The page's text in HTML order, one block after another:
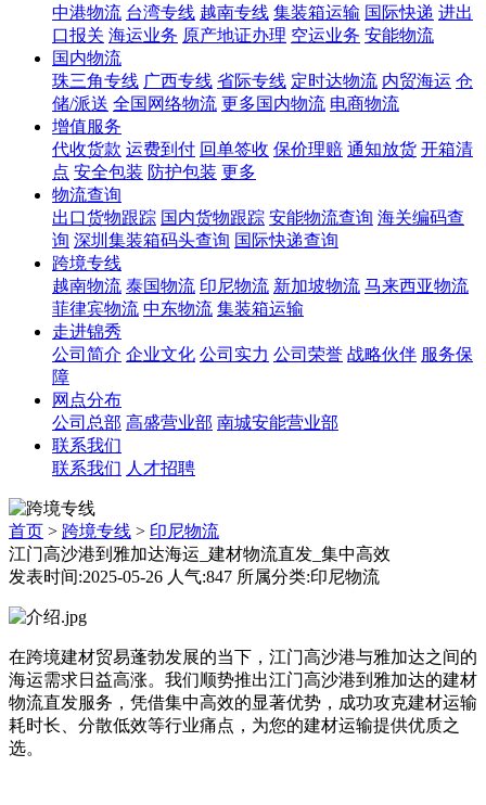
中港物流 台湾专线 越南专线 集装箱运输 国际快递 进出
口报关 海运业务 原产地证办理 空运业务 安能物流
国内物流
珠三角专线 广西专线 省际专线 定时达物流 内贸海运 仓
储/派送 全国网络物流 更多国内物流 电商物流
增值服务
代收货款 运费到付 回单签收 保价理赔 通知放货 开箱清
点 安全包装 防护包装 更多
物流查询
出口货物跟踪 国内货物跟踪 安能物流查询 海关编码查
询 深圳集装箱码头查询 国际快递查询
跨境专线
越南物流 泰国物流 印尼物流 新加坡物流 马来西亚物流
菲律宾物流 中东物流 集装箱运输
走进锦秀
公司简介 企业文化 公司实力 公司荣誉 战略伙伴 服务保
障
网点分布
公司总部 高盛营业部 南城安能营业部
联系我们
联系我们 人才招聘
首页 > 跨境专线 > 印尼物流
江门高沙港到雅加达海运_建材物流直发_集中高效
发表时间:2025-05-26 人气:847 所属分类:印尼物流
在跨境建材贸易蓬勃发展的当下，江门高沙港与雅加达之间的
海运需求日益高涨。我们顺势推出江门高沙港到雅加达的建材
物流直发服务，凭借集中高效的显著优势，成功攻克建材运输
耗时长、分散低效等行业痛点，为您的建材运输提供优质之
选。